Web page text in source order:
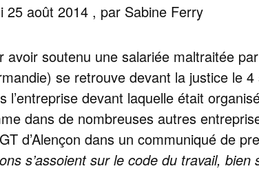
25 août 2014 , par Sabine Ferry
avoir soutenu une salariée maltraitée
se retrouve devant la justice le
l’entreprise devant laquelle était
dans de nombreuses autres
d’Alençon dans un communiqué de
s’assoient sur le code du travail,